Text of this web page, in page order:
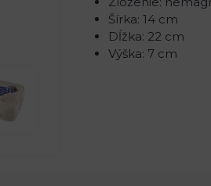
Šírka: 14 cm
Dĺžka: 22 cm
Výška: 7 cm